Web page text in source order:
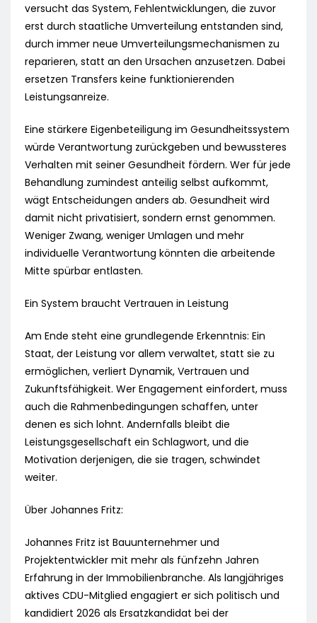
versucht das System, Fehlentwicklungen, die zuvor
erst durch staatliche Umverteilung entstanden sind,
durch immer neue Umverteilungsmechanismen zu
reparieren, statt an den Ursachen anzusetzen. Dabei
ersetzen Transfers keine funktionierenden
Leistungsanreize.
Eine stärkere Eigenbeteiligung im Gesundheitssystem
würde Verantwortung zurückgeben und bewussteres
Verhalten mit seiner Gesundheit fördern. Wer für jede
Behandlung zumindest anteilig selbst aufkommt,
wägt Entscheidungen anders ab. Gesundheit wird
damit nicht privatisiert, sondern ernst genommen.
Weniger Zwang, weniger Umlagen und mehr
individuelle Verantwortung könnten die arbeitende
Mitte spürbar entlasten.
Ein System braucht Vertrauen in Leistung
Am Ende steht eine grundlegende Erkenntnis: Ein
Staat, der Leistung vor allem verwaltet, statt sie zu
ermöglichen, verliert Dynamik, Vertrauen und
Zukunftsfähigkeit. Wer Engagement einfordert, muss
auch die Rahmenbedingungen schaffen, unter
denen es sich lohnt. Andernfalls bleibt die
Leistungsgesellschaft ein Schlagwort, und die
Motivation derjenigen, die sie tragen, schwindet
weiter.
Über Johannes Fritz:
Johannes Fritz ist Bauunternehmer und
Projektentwickler mit mehr als fünfzehn Jahren
Erfahrung in der Immobilienbranche. Als langjähriges
aktives CDU-Mitglied engagiert er sich politisch und
kandidiert 2026 als Ersatzkandidat bei der